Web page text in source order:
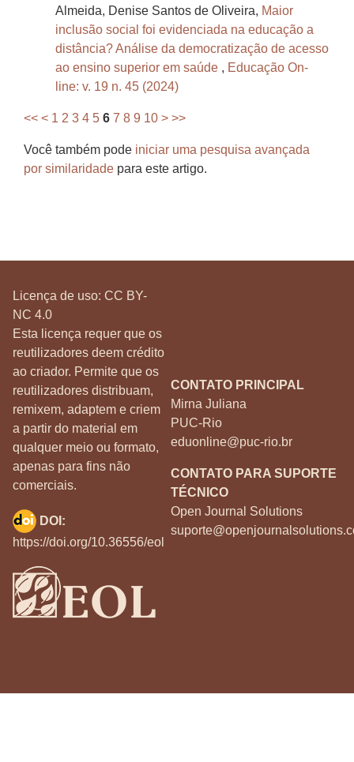
Almeida, Denise Santos de Oliveira, Maior
inclusão social foi evidenciada na educação a
distância? Análise da democratização de acesso
ao ensino superior em saúde , Educação On-
line: v. 19 n. 45 (2024)
<< < 1 2 3 4 5 6 7 8 9 10 > >>
Você também pode iniciar uma pesquisa avançada
por similaridade para este artigo.
Licença de uso: CC BY-
NC 4.0
Esta licença requer que os
reutilizadores deem crédito
ao criador. Permite que os
reutilizadores distribuam,
remixem, adaptem e criem
a partir do material em
qualquer meio ou formato,
apenas para fins não
comerciais.
CONTATO PRINCIPAL
Mirna Juliana
PUC-Rio
eduonline@puc-rio.br
CONTATO PARA SUPORTE
TÉCNICO
Open Journal Solutions
DOI:
https://doi.org/10.36556/eol